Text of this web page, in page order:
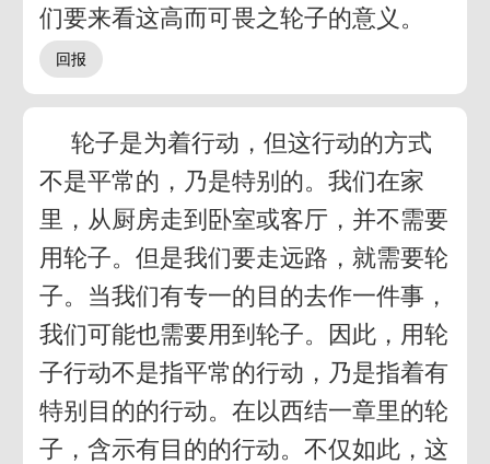
们要来看这高而可畏之轮子的意义。
轮子是为着行动，但这行动的方式
不是平常的，乃是特别的。我们在家
里，从厨房走到卧室或客厅，并不需要
用轮子。但是我们要走远路，就需要轮
子。当我们有专一的目的去作一件事，
我们可能也需要用到轮子。因此，用轮
子行动不是指平常的行动，乃是指着有
特别目的的行动。在以西结一章里的轮
子，含示有目的的行动。不仅如此，这